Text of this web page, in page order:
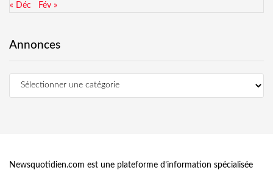
« Déc Fév »
Annonces
Newsquotidien.com est une plateforme d’information spécialisée